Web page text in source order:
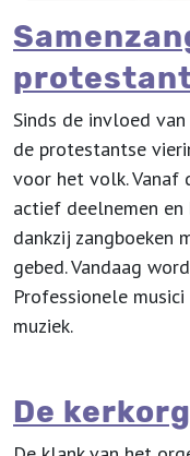
Sinds de invloed
de protestantse
voor het volk. Vanaf
actief deelnemen
dankzij zangboeken
gebed. Vandaag
Professionele
muziek.
De